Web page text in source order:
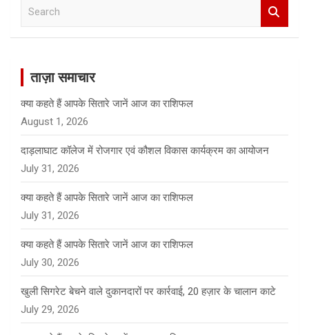
ताज़ा समाचार
क्या कहते हैं आपके सितारे जानें आज का राशिफल
August 1, 2026
दाड़लाघाट कॉलेज में रोजगार एवं कौशल विकास कार्यक्रम का आयोजन
July 31, 2026
क्या कहते हैं आपके सितारे जानें आज का राशिफल
July 31, 2026
क्या कहते हैं आपके सितारे जानें आज का राशिफल
July 30, 2026
खुली सिगरेट बेचने वाले दुकानदारों पर कार्रवाई, 20 हज़ार के चालान काटे
July 29, 2026